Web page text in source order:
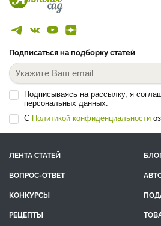
Подписаться на подборку статей
Подписываясь на рассылку, я
персональных данных.
С Политикой конфиденциальности
ЛЕНТА СТАТЕЙ
ВОПРОС-ОТВЕТ
КОНКУРСЫ
РЕЦЕПТЫ